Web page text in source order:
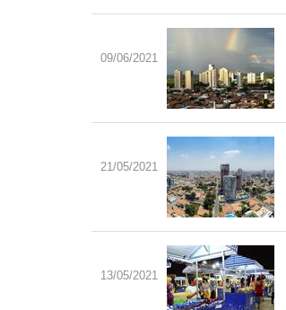
09/06/2021
21/05/2021
13/05/2021